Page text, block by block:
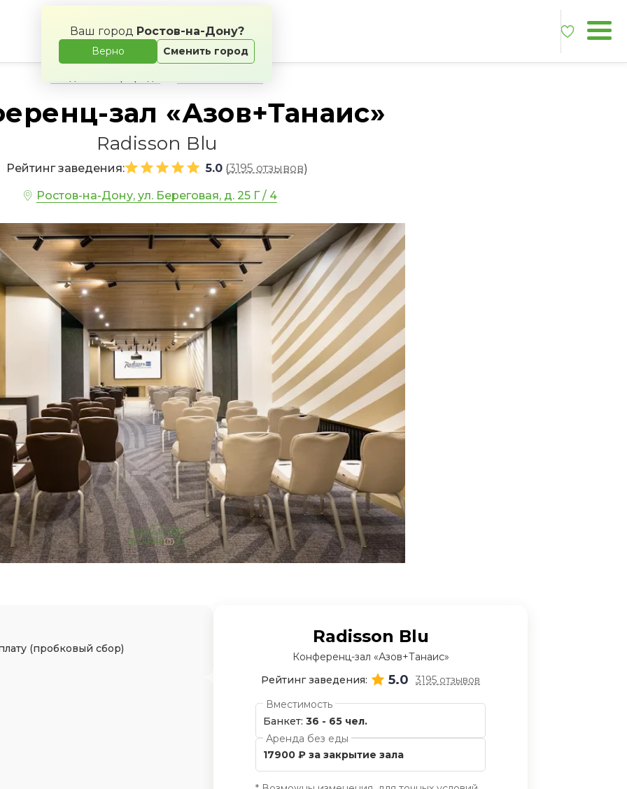
Ваш город Ростов-на-Дону?
Верно Сменить город
зал «Азов+Танаис»
Radisson Blu
Рейтинг заведения: 5.0 (3195 отзывов)
Ростов-на-Дону, ул. Береговая, д. 25 Г / 4
(пробковый сбор)
Radisson Blu
Конференц-зал «Азов+Танаис»
Рейтинг заведения:
5.0
3195 отзывов
Вместимость
Банкет: 36 - 65 чел.
Аренда без еды
17900 ₽ за закрытие зала